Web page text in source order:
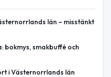
län – misstänkt
bokmys, smakbuffé och
i Västernorrlands län